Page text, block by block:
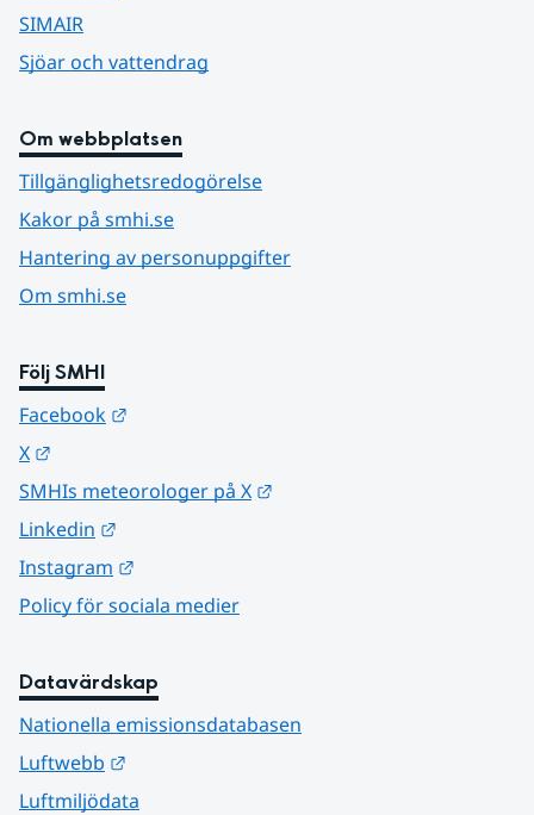
SIMAIR
Sjöar och vattendrag
Om webbplatsen
Tillgänglighetsredogörelse
Kakor på smhi.se
Hantering av personuppgifter
Om smhi.se
Följ SMHI
Facebook
X
SMHIs meteorologer på X
Linkedin
Instagram
Policy för sociala medier
Datavärdskap
Nationella emissionsdatabasen
Luftwebb
Luftmiljödata